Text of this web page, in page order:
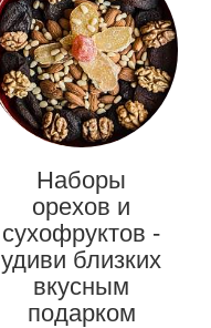
Наборы
орехов и
сухофруктов -
удиви близких
вкусным
подарком